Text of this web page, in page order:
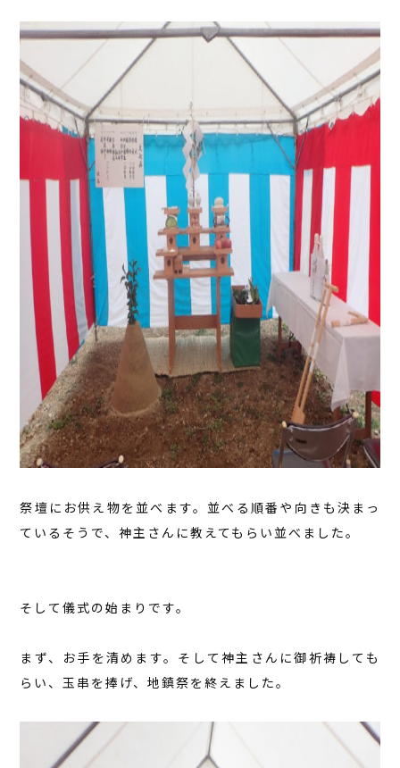
祭壇にお供え物を並べます。並べる順番や向きも決まっ
ているそうで、神主さんに教えてもらい並べました。
そして儀式の始まりです。
まず、お手を清めます。そして神主さんに御祈祷しても
らい、玉串を捧げ、地鎮祭を終えました。